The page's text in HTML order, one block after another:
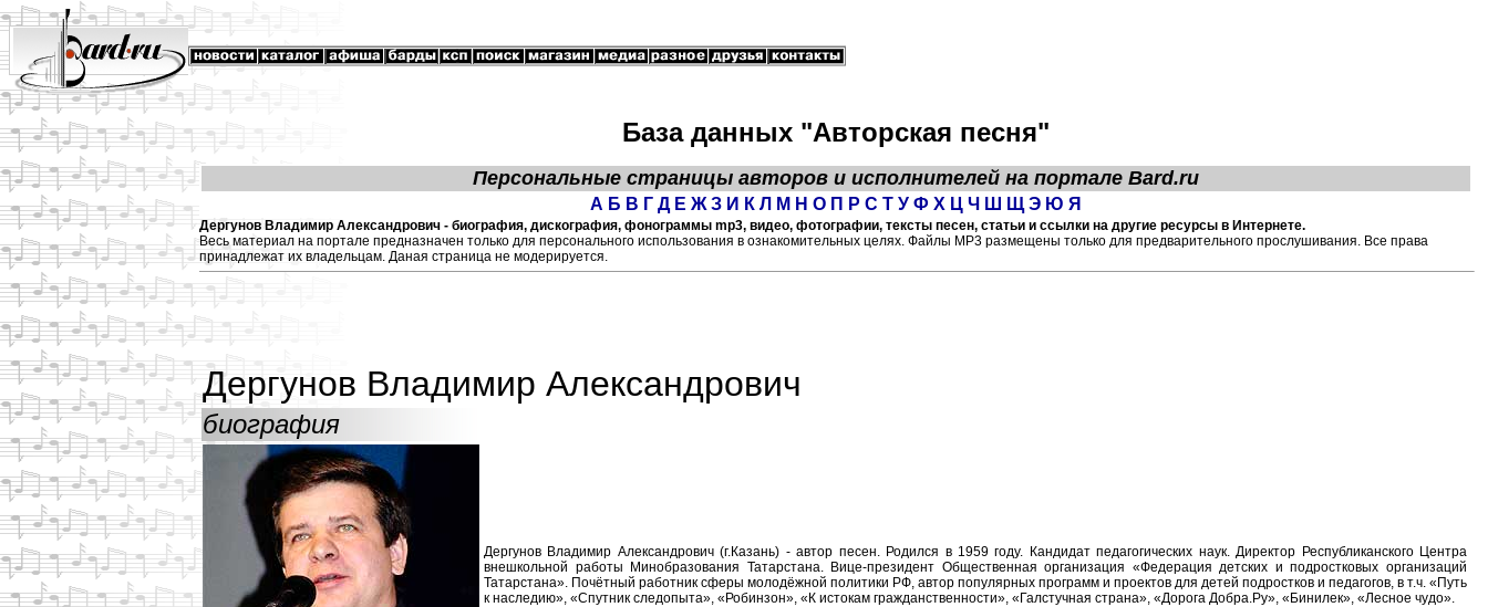
База данных "Авторская песня"
Персональные страницы авторов и исполнителей на портале Bard.ru
А Б В Г Д Е Ж З И К Л М Н О П Р С Т У Ф Х Ц Ч Ш Щ Э Ю Я
Дергунов Владимир Александрович - биография, дискография, фонограммы mp3, видео, фотографии, тексты песен, статьи и ссылки на другие ресурсы в Интернете.
Весь материал на портале предназначен только для персонального использования в ознакомительных целях. Файлы МР3 размещены только для предварительного прослушивания. Все права
принадлежат их владельцам. Даная страница не модерируется.
Дергунов Владимир Александрович
биография
Дергунов Владимир Александрович (г.Казань) - автор песен. Родился в 1959 году. Кандидат педагогических наук. Директор Республиканского Центра
внешкольной работы Минобразования Татарстана. Вице-президент Общественная организация «Федерация детских и подростковых организаций
Татарстана». Почётный работник сферы молодёжной политики РФ, автор популярных программ и проектов для детей подростков и педагогов, в т.ч. «Путь
к наследию», «Спутник следопыта», «Робинзон», «К истокам гражданственности», «Галстучная страна», «Дорога Добра.Ру», «Бинилек», «Лесное чудо».